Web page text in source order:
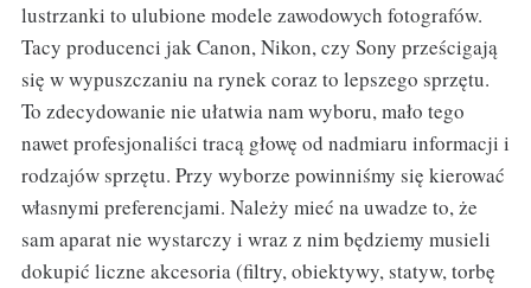
lustrzanki to ulubione modele zawodowych fotografów.
Tacy producenci jak Canon, Nikon, czy Sony prześcigają
się w wypuszczaniu na rynek coraz to lepszego sprzętu.
To zdecydowanie nie ułatwia nam wyboru, mało tego
nawet profesjonaliści tracą głowę od nadmiaru informacji i
rodzajów sprzętu. Przy wyborze powinniśmy się kierować
własnymi preferencjami. Należy mieć na uwadze to, że
sam aparat nie wystarczy i wraz z nim będziemy musieli
dokupić liczne akcesoria (filtry, obiektywy, statyw, torbę